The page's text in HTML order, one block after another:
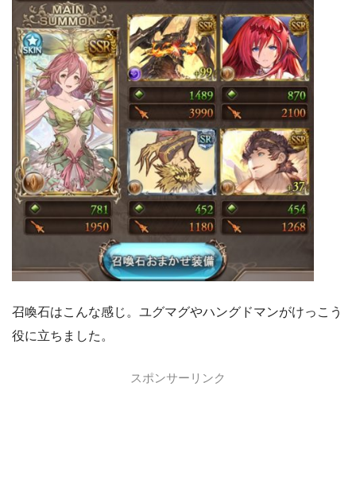
召喚石はこんな感じ。ユグマグやハングドマンがけっこう
役に立ちました。
スポンサーリンク